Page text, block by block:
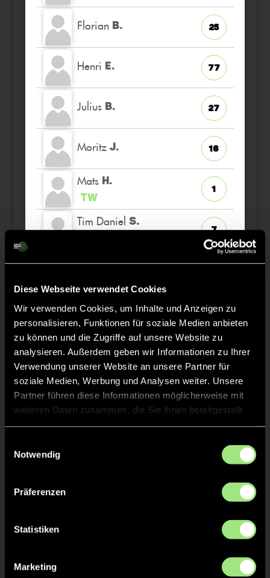
Diese Webseite verwendet Cookies
Wir verwenden Cookies, um Inhalte und Anzeigen zu
personalisieren, Funktionen für soziale Medien anbieten
zu können und die Zugriffe auf unsere Website zu
analysieren. Außerdem geben wir Informationen zu Ihrer
Verwendung unserer Website an unsere Partner für
soziale Medien, Werbung und Analysen weiter. Unsere
Partner führen diese Informationen möglicherweise mit
weiteren Daten zusammen, die Sie ihnen bereitgestellt
Notwendig
Präferenzen
Statistiken
Marketing
Florian B. 25
Henri E. 77
Julius B. 27
Moritz J. 16
Mats H.
TW
1
Tim Daniel S.
7
Moritz M.
Jonas M. 99
Staff
TW = Torwart & ETW = Ersatztorwart, K = Kapitän
Tore & Karten